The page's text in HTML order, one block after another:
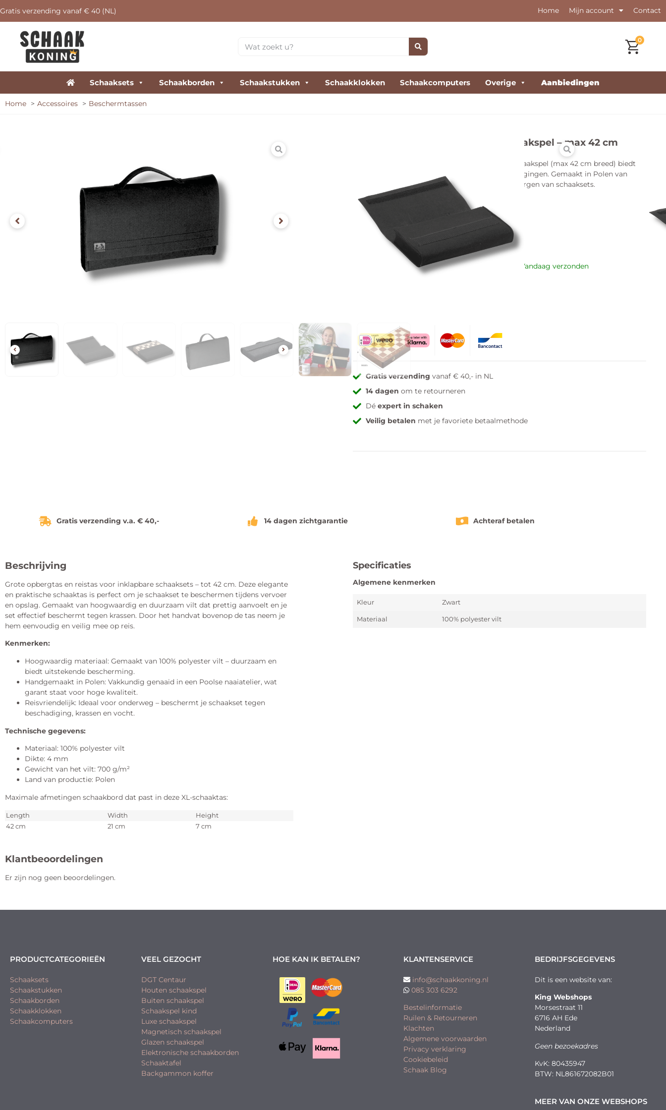
Gratis verzending vanaf € 40 (NL) Home Mijn account Contact
0
Schaaksets Schaakborden Schaakstukken Schaakklokken Schaakcomputers Overige Aanbiedingen
Home Accessoires Beschermtassen
Beschermtas voor inklapbaar schaakspel – max 42 cm
Deze vilten beschermtas voor een inklapbaar schaakspel (max 42 cm breed) biedt
perfecte bescherming tegen krassen en beschadigingen. Gemaakt in Polen van
hoogwaardig vilt. Ideaal voor het dragen en opbergen van schaaksets.
32,00
Op voorraad
Levertijd: Op werkdagen voor 21:00 besteld = Vandaag verzonden
Gratis verzending vanaf € 40,- in NL
14 dagen om te retourneren
Déexpert in schaken
Veilig betalen met je favoriete betaalmethode
Gratis verzending v.a. € 40,- 14 dagen zichtgarantie Achteraf betalen
Beschrijving
Grote opbergtas en reistas voor inklapbare schaaksets – tot 42 cm. Deze elegante
en praktische schaaktas is perfect om je schaakset te beschermen tijdens vervoer
en opslag. Gemaakt van hoogwaardig en duurzaam vilt dat prettig aanvoelt en je
set effectief beschermt tegen krassen. Door het handvat bovenop de tas neem je
hem eenvoudig en veilig mee op reis.
Kenmerken:
Hoogwaardig materiaal: Gemaakt van 100% polyester vilt – duurzaam en
biedt uitstekende bescherming.
Handgemaakt in Polen: Vakkundig genaaid in een Poolse naaiatelier, wat
garant staat voor hoge kwaliteit.
Reisvriendelijk: Ideaal voor onderweg – beschermt je schaakset tegen
beschadiging, krassen en vocht.
Technische gegevens:
Materiaal: 100% polyester vilt
Dikte: 4 mm
Gewicht van het vilt: 700 g/m²
Land van productie: Polen
Maximale afmetingen schaakbord dat past in deze XL-schaaktas:
Length Width
Height
42 cm
21 cm 7 cm
Klantbeoordelingen
Er zijn nog geen beoordelingen.
Specificaties
Algemene kenmerken
Kleur Zwart
Materiaal 100% polyester vilt
PRODUCTCATEGORIEËN
Schaaksets
Schaakstukken
Schaakborden
Schaakklokken
Schaakcomputers
VEEL GEZOCHT
DGT Centaur
Houten schaakspel
Buiten schaakspel
Schaakspel kind
Luxe schaakspel
Magnetisch schaakspel
Glazen schaakspel
Elektronische schaakborden
Schaaktafel
Backgammon koffer
HOE KAN IK BETALEN? KLANTENSERVICE
info@schaakkoning.nl
085 303 6292
Bestelinformatie
Ruilen & Retourneren
Klachten
Algemene voorwaarden
Privacy verklaring
Cookiebeleid
Schaak Blog
BEDRIJFSGEGEVENS
Dit is een website van:
King Webshops
Morsestraat 11
6716 AH Ede
Nederland
Geen bezoekadres
KvK: 80435947
BTW: NL861672082B01
MEER VAN ONZE WEBSHOPS